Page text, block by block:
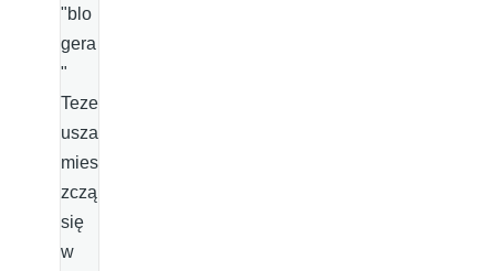
"blo
gera
"
Teze
usza
mies
zczą
się
w